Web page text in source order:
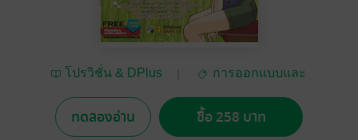
โปรวิชั่น & DPlus
การออกแบบและ
ทดลองอ่าน ซื้อ 258 บาท